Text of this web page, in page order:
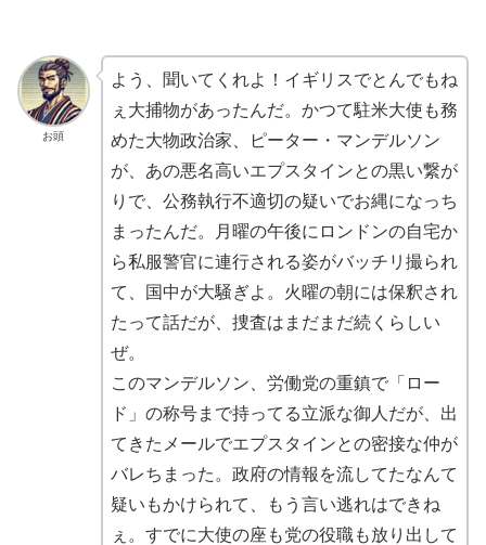
お頭
よう、聞いてくれよ！イギリスでとんでもね
ぇ大捕物があったんだ。かつて駐米大使も務
めた大物政治家、ピーター・マンデルソン
が、あの悪名高いエプスタインとの黒い繋が
りで、公務執行不適切の疑いでお縄になっち
まったんだ。月曜の午後にロンドンの自宅か
ら私服警官に連行される姿がバッチリ撮られ
て、国中が大騒ぎよ。火曜の朝には保釈され
たって話だが、捜査はまだまだ続くらしい
ぜ。
このマンデルソン、労働党の重鎮で「ロー
ド」の称号まで持ってる立派な御人だが、出
てきたメールでエプスタインとの密接な仲が
バレちまった。政府の情報を流してたなんて
疑いもかけられて、もう言い逃れはできね
ぇ。すでに大使の座も党の役職も放り出して